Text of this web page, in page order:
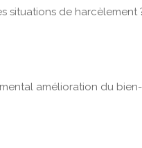
situations de harcèlement
amélioration du